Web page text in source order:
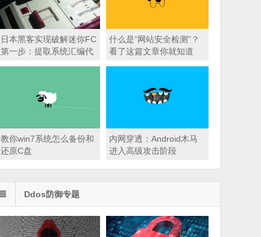
日本黑客实现破解迷你FC
第一步：提取系统汇编代
什么是“网站安全检测”？
看了这篇文章你就知道
教你win7系统怎么备份和
还原C盘
内网穿透：Android木马
进入高级攻击阶段
Ddos防御专题